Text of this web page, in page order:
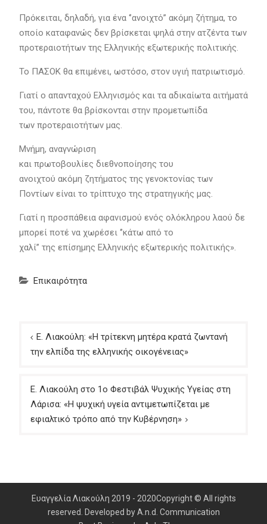
Πρόκειται, δηλαδή, για ένα ‘’ανοιχτό’’ ακόμη ζήτημα, το
οποίο καταφανώς δεν βρίσκεται ψηλά στην ατζέντα των
προτεραιοτήτων της Ελληνικής εξωτερικής πολιτικής.
Το ΠΑΣΟΚ θα επιμένει, ωστόσο, στον υγιή πατριωτισμό.
Γιατί ο απανταχού Ελληνισμός και τα αδικαίωτα αιτήματά
του, πάντοτε θα βρίσκονται στην προμετωπίδα
των προτεραιοτήτων μας.
Μνήμη, αναγνώριση
και πρωτοβουλίες διεθνοποίησης του
ανοιχτού ακόμη ζητήματος της γενοκτονίας των
Ποντίων είναι το τρίπτυχο της στρατηγικής μας.
Γιατί η προσπάθεια αφανισμού ενός ολόκληρου λαού δε
μπορεί ποτέ να χωρέσει ‘’κάτω από το
χαλί’’ της επίσημης Ελληνικής εξωτερικής πολιτικής».
Επικαιρότητα
Πλοήγηση
άρθρων
Ε. Λιακούλη: «Η τρίτεκνη μητέρα κρατά ζωντανή
την ελπίδα της ελληνικής οικογένειας»
Ε. Λιακούλη στο 1ο Φεστιβάλ Ψυχικής Υγείας στη
Λάρισα: «Η ψυχική υγεία αντιμετωπίζεται με
εφιαλτικό τρόπο από την Κυβέρνηση»
Ευαγγελία Λιακούλη 2019 - 2020Copyright © All rights
reserved. Developed by A.n.d. Communication